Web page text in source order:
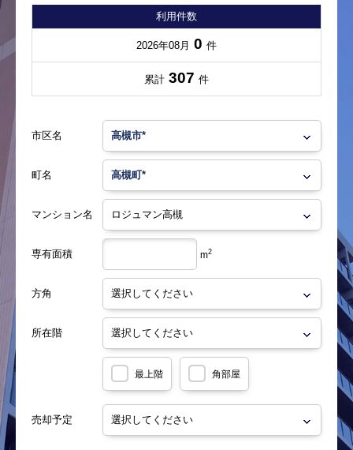
利用件数
2026年08月 0 件
累計 307 件
市区名
町名
マンション名
専有面積 m2
方角
所在階
最上階 角部屋
売却予定